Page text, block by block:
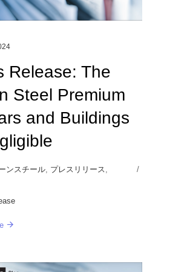
Release: The
Steel Premium
and Buildings
ンスチール, プレスリリース,